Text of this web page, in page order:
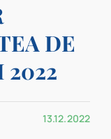
DE
2022
13.12.2022